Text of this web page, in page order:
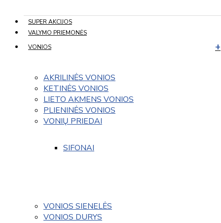
SUPER AKCIJOS
VALYMO PRIEMONĖS
VONIOS
AKRILINĖS VONIOS
KETINĖS VONIOS
LIETO AKMENS VONIOS
PLIENINĖS VONIOS
VONIŲ PRIEDAI
SIFONAI
VONIOS SIENELĖS
VONIOS DURYS